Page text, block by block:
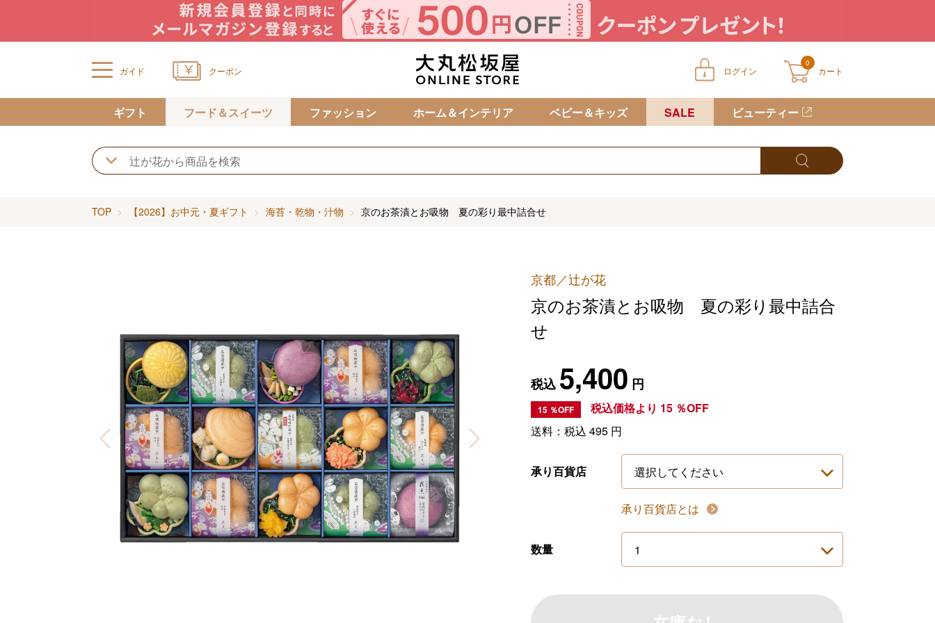
ガイド クーポン ログイン
0
カート
カートに商品が入っていません
ギフト フード＆スイーツ ファッション ホーム＆インテリア ベビー＆キッズ SALE ビューティー
TOP 【2026】お中元・夏ギフト 海苔・乾物・汁物 京のお茶漬とお吸物 夏の彩り最中詰合せ
京都／辻が花
京のお茶漬とお吸物 夏の彩り最中詰合
せ
税込5,400 円
15％OFF 税込価格より 15％OFF
送料：税込 495円
承り百貨店
承り百貨店とは
数量